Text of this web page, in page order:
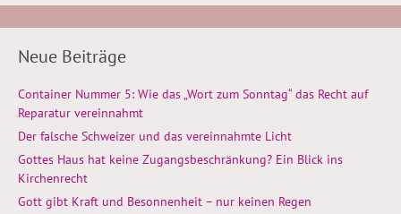
Neue Beiträge
Container Nummer 5: Wie das „Wort zum Sonntag“ das Recht auf
Reparatur vereinnahmt
Der falsche Schweizer und das vereinnahmte Licht
Gottes Haus hat keine Zugangsbeschränkung? Ein Blick ins
Kirchenrecht
Gott gibt Kraft und Besonnenheit – nur keinen Regen